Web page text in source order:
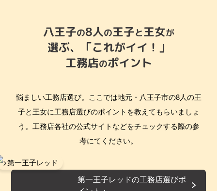
八王子の8人の王子と王女が
選ぶ、
「これがイイ！」
工務店のポイント
悩ましい工務店選び。ここでは地元・八王子市の8人の王
子と王女に工務店選びのポイントを教えてもらいましょ
う。工務店各社の公式サイトなどをチェックする際の参
考にてください。
第一王子レッドの工務店選びポ